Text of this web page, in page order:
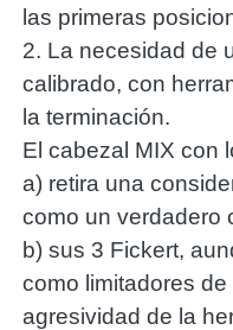
las primeras
2. La necesidad de
calibrado, con
la terminación.
El cabezal MIX con
a) retira una
como un verdadero
b) sus 3 Fickert,
como limitadores
agresividad de la